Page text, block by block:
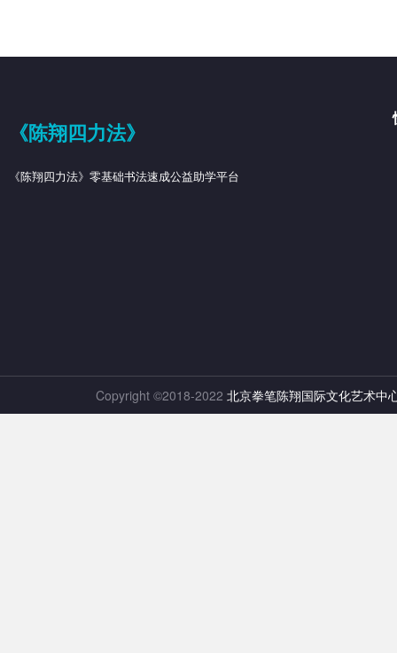
《陈翔四力法》
《陈翔四力法》零基础书法速成公益助学平台
Copyright ©2018-2022 北京拳笔陈翔国际文化艺术中